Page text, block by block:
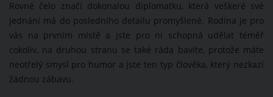
Rovné čelo značí dokonalou diplomatku, která veškeré své
jednání má do posledního detailu promyšlené. Rodina je pro
vás na prvním místě a jste pro ni schopná udělat téměř
cokoliv, na druhou stranu se také ráda bavíte, protože máte
neotřelý smysl pro humor a jste ten typ člověka, který nezkazí
žádnou zábavu.